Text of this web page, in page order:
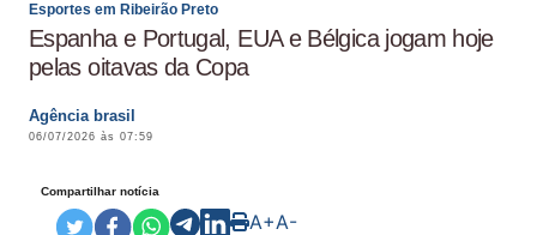
Esportes em Ribeirão Preto
Espanha e Portugal, EUA e Bélgica jogam hoje
pelas oitavas da Copa
Agência brasil
06/07/2026 às 07:59
Compartilhar notícia
A+A-